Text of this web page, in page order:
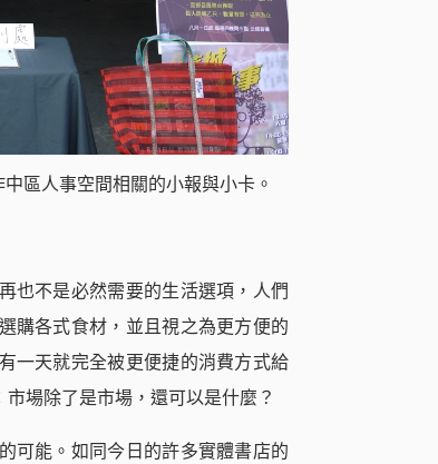
區人事空間相關的小報與小卡。
也不是必然需要的生活選項，人們
購各式食材，並且視之為更方便的
一天就完全被更便捷的消費方式給
場除了是市場，還可以是什麼？
可能。如同今日的許多實體書店的